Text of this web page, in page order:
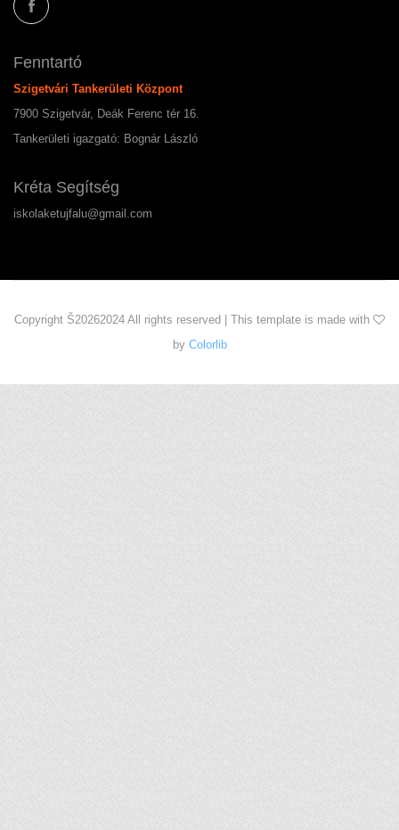
Fenntartó
Szigetvári Tankerületi Központ
7900 Szigetvár, Deák Ferenc tér 16.
Tankerületi igazgató: Bognár László
Kréta Segítség
iskolaketujfalu@gmail.com
Copyright Š20262024 All rights reserved | This template is made with
by Colorlib